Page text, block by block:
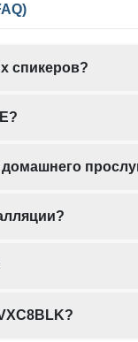
спикеров?